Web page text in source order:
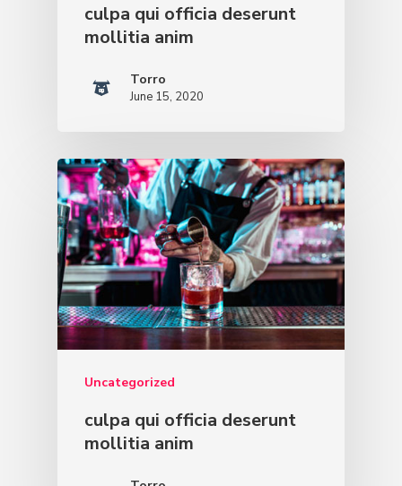
culpa qui officia deserunt
mollitia anim
Torro
June 15, 2020
Uncategorized
culpa qui officia deserunt
mollitia anim